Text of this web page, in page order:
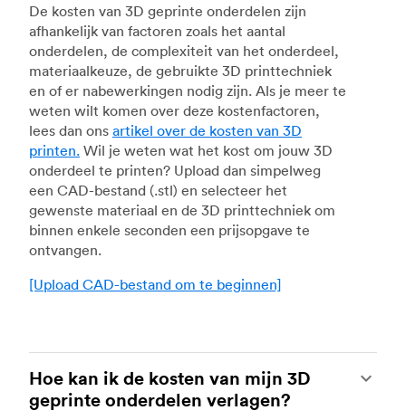
De kosten van 3D geprinte onderdelen zijn
afhankelijk van factoren zoals het aantal
onderdelen, de complexiteit van het onderdeel,
materiaalkeuze, de gebruikte 3D printtechniek
en of er nabewerkingen nodig zijn. Als je meer te
weten wilt komen over deze kostenfactoren,
lees dan ons artikel over de kosten van 3D
printen. Wil je weten wat het kost om jouw 3D
onderdeel te printen? Upload dan simpelweg
een CAD-bestand (.stl) en selecteer het
gewenste materiaal en de 3D printtechniek om
binnen enkele seconden een prijsopgave te
ontvangen.
[Upload CAD-bestand om te beginnen]
Hoe kan ik de kosten van mijn 3D
geprinte onderdelen verlagen?